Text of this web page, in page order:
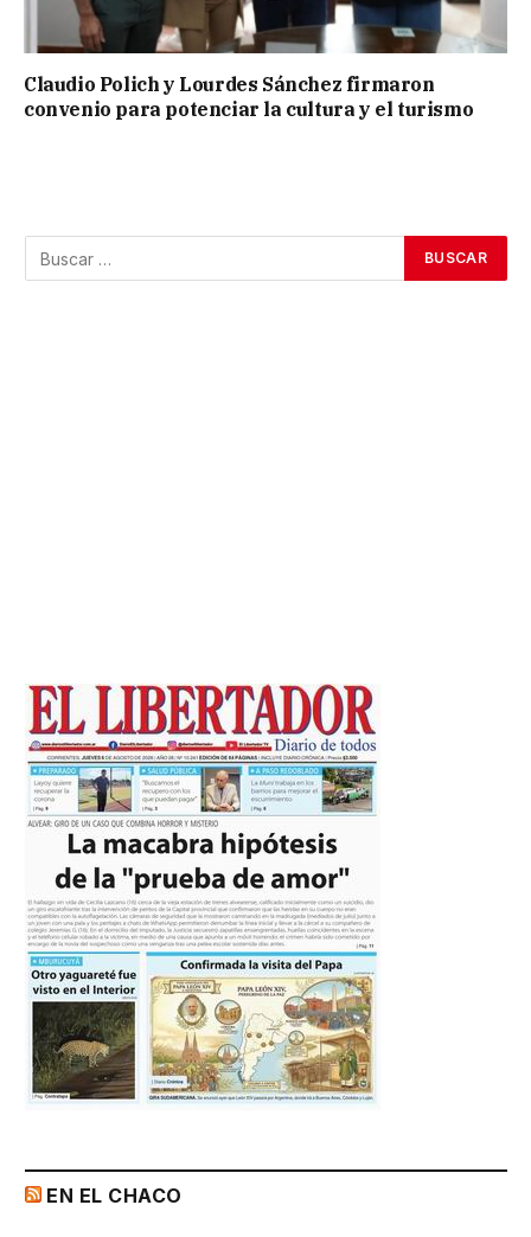
Claudio Polich y Lourdes Sánchez firmaron
convenio para potenciar la cultura y el turismo
EN EL CHACO